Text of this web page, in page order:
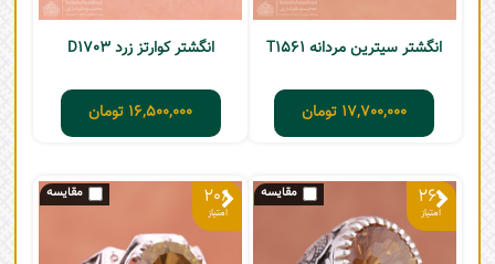
انگشتر سیترین مردانه T1561
17,700,000 تومان
انگشتر کوارتز زرد D1703
16,500,000 تومان
260
208